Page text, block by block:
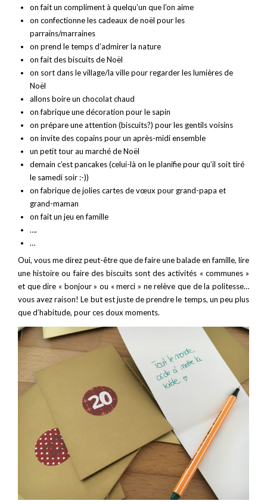
on fait un compliment à quelqu’un que l’on aime
on confectionne les cadeaux de noël pour les
parrains/marraines
on prend le temps d’admirer la nature
on fait des biscuits de Noël
on sort dans le village/la ville pour regarder les lumières de
Noël
allons boire un chocolat chaud
on fabrique une décoration pour le sapin
on prépare une attention (biscuits?) pour les gentils voisins
on invite des copains pour un après-midi ensemble
un petit tour au marché de Noël
demain c’est pancakes (celui-là on le planifie pour qu’il soit tiré
le samedi soir :-))
on fabrique de jolies cartes de vœux pour grand-papa et
grand-maman
on fait un jeu en famille
….
…
Oui, vous me direz peut-être que de faire une balade en famille, lire
une histoire ou faire des biscuits sont des activités « communes »
et que dire « bonjour » ou « merci » ne relève que de la politesse…
vous avez raison! Le but est juste de prendre le temps, un peu plus
que d’habitude, pour ces doux moments.